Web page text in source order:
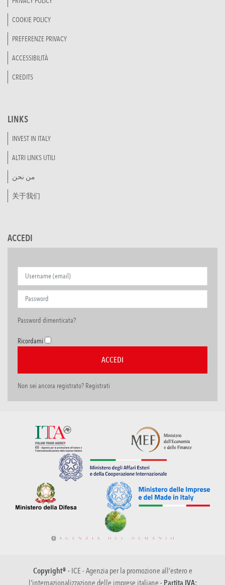
COOKIE POLICY
PREFERENZE PRIVACY
ACCESSIBILITÀ
CREDITS
LINKS
INVEST IN ITALY
ALTRI LINKS UTILI
من نحن
关于我们
ACCEDI
Password dimenticata?
Ricordami
Non sei ancora registrato? Registrati
Copyright® - ICE - Agenzia per la promozione all’estero e
l'internazionalizzazione delle imprese italiane - Partita IVA: